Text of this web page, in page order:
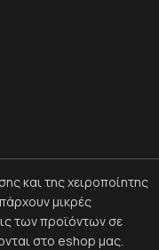
και της χειροποίητης
μικρές
των προϊόντων σε
στο eshop μας.